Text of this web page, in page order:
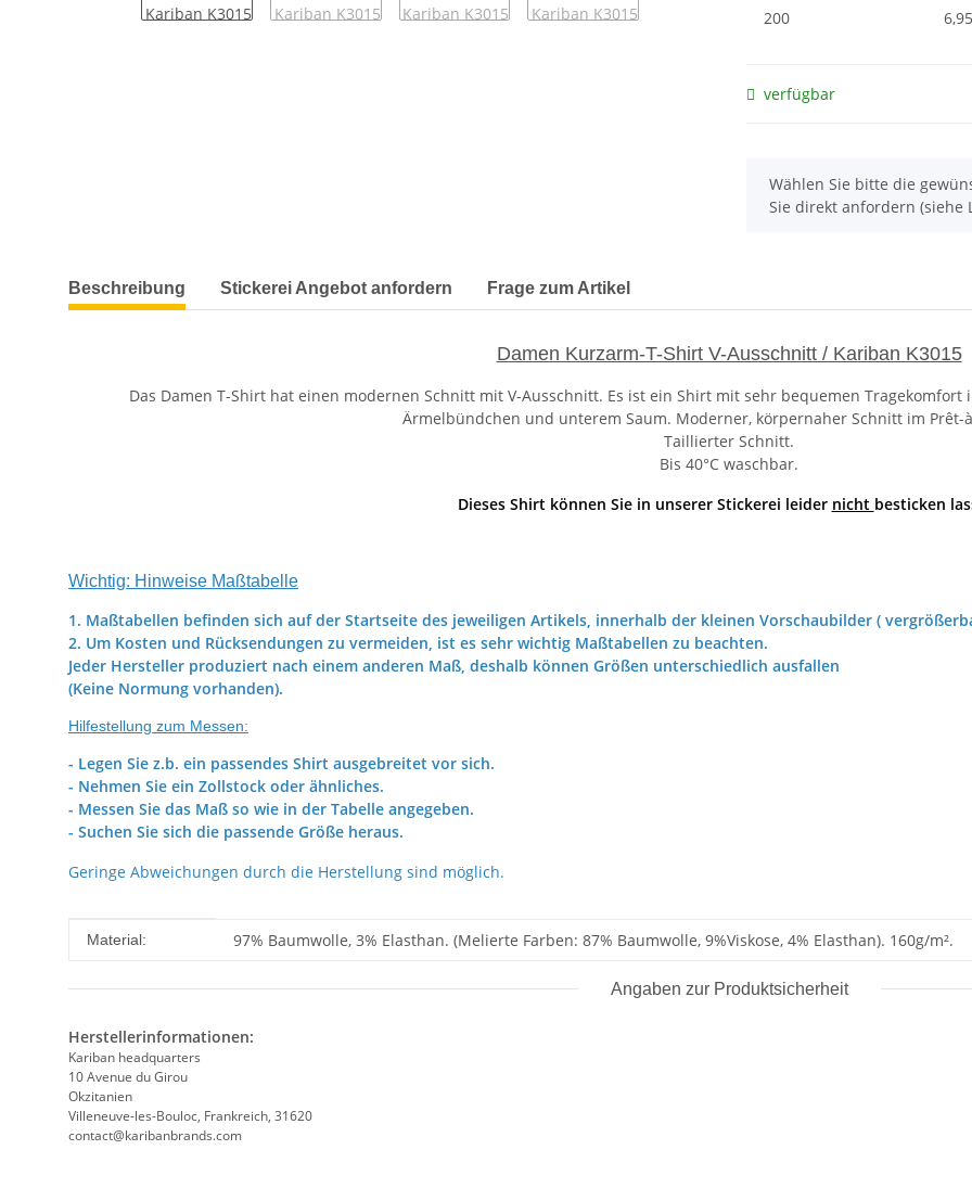
200
verfügbar
x
Wählen Sie bitte die
Sie direkt anfordern (siehe
weitere Registerkarten anzeigen
Beschreibung Stickerei Angebot anfordern Frage zum Artikel
Damen Kurzarm-T-Shirt V-Ausschnitt / Kariban K3015
Das Damen T-Shirt hat einen modernen Schnitt mit V-Ausschnitt. Es ist ein Shirt mit sehr bequemen
Ärmelbündchen und unterem Saum. Moderner, körpernaher Schnitt im Prêt-
Taillierter Schnitt.
Bis 40°C waschbar.
Dieses Shirt können Sie in unserer Stickerei leider nicht besticken
Wichtig: Hinweise Maßtabelle
1. Maßtabellen befinden sich auf der Startseite des jeweiligen Artikels, innerhalb der kleinen Vorschaubilder (
2. Um Kosten und Rücksendungen zu vermeiden, ist es sehr wichtig Maßtabellen zu beachten.
Jeder Hersteller produziert nach einem anderen Maß, deshalb können Größen unterschiedlich ausfallen
(Keine Normung vorhanden).
Hilfestellung zum Messen:
- Legen Sie z.b. ein passendes Shirt ausgebreitet vor sich.
- Nehmen Sie ein Zollstock oder ähnliches.
- Messen Sie das Maß so wie in der Tabelle angegeben.
- Suchen Sie sich die passende Größe heraus.
Geringe Abweichungen durch die Herstellung sind möglich.
Produkteigenschaft
Wert
Material: 97% Baumwolle, 3% Elasthan. (Melierte Farben: 87% Baumwolle, 9%Viskose, 4% Elasthan). 160g/m².
Angaben zur Produktsicherheit
Herstellerinformationen:
Kariban headquarters
10 Avenue du Girou
Okzitanien
Villeneuve-les-Bouloc, Frankreich, 31620
contact@karibanbrands.com